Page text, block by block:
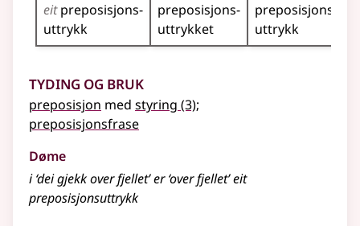
eitpreposisjons­
uttrykk
preposisjons­
uttrykket
preposisjons­
uttrykk
Tyding og bruk
preposisjon med styring (3);
preposisjonsfrase
Døme
i ‘dei gjekk over fjellet’ er ‘over fjellet’ eit
preposisjonsuttrykk